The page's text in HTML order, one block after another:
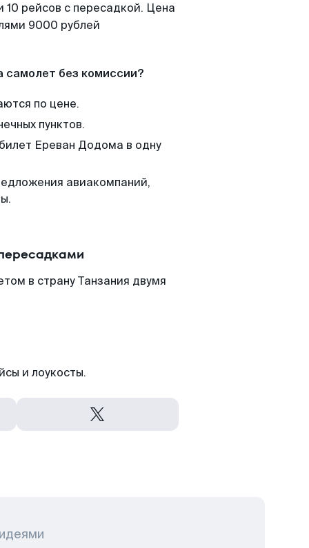
рейсов с пересадкой. Цена
9000 рублей
самолет без комиссии?
по цене.
пунктов.
Ереван Додома в одну
авиакомпаний,
в страну Танзания двумя
и лоукосты.